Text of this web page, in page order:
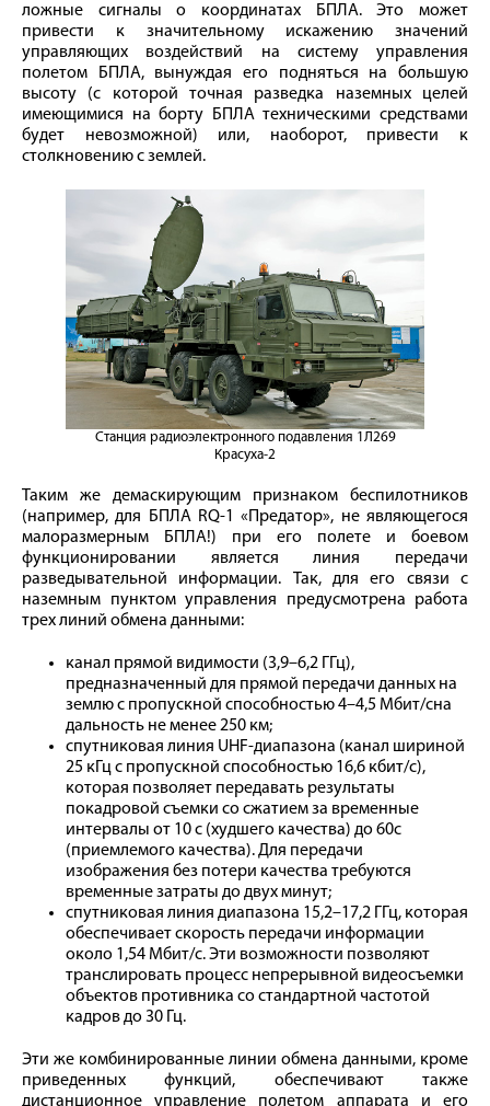
ложные сигналы о координатах БПЛА. Это может
привести к значительному искажению значений
управляющих воздействий на систему управления
полетом БПЛА, вынуждая его подняться на большую
высоту (с которой точная разведка наземных целей
имеющимися на борту БПЛА техническими средствами
будет невозможной) или, наоборот, привести к
столкновению с землей.
Станция радиоэлектронного подавления 1Л269
Красуха-2
Таким же демаскирующим признаком беспилотников
(например, для БПЛА RQ-1 «Предатор», не являющегося
малоразмерным БПЛА!) при его полете и боевом
функционировании является линия передачи
разведывательной информации. Так, для его связи с
наземным пунктом управления предусмотрена работа
трех линий обмена данными:
канал прямой видимости (3,9–6,2 ГГц),
предназначенный для прямой передачи данных на
землю с пропускной способностью 4–4,5 Мбит/сна
дальность не менее 250 км;
спутниковая линия UHF-диапазона (канал шириной
25 кГц с пропускной способностью 16,6 кбит/с),
которая позволяет передавать результаты
покадровой съемки со сжатием за временные
интервалы от 10 с (худшего качества) до 60с
(приемлемого качества). Для передачи
изображения без потери качества требуются
временные затраты до двух минут;
спутниковая линия диапазона 15,2–17,2 ГГц, которая
обеспечивает скорость передачи информации
около 1,54 Мбит/с. Эти возможности позволяют
транслировать процесс непрерывной видеосъемки
объектов противника со стандартной частотой
кадров до 30 Гц.
Эти же комбинированные линии обмена данными, кроме
приведенных функций, обеспечивают также
дистанционное управление полетом аппарата и его